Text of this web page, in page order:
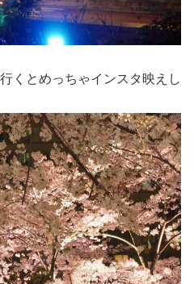
くとめっちゃインスタ映えし